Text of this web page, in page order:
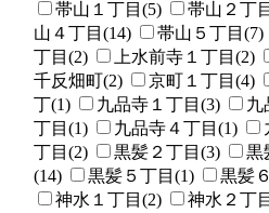
帯山１丁目(5)
帯山２丁
山４丁目(14)
帯山５丁目(7)
丁目(2)
上水前寺１丁目(2)
千反畑町(2)
京町１丁目(4)
丁(1)
九品寺１丁目(3) 九
丁目(1)
九品寺４丁目(1)
丁目(2)
黒髪２丁目(3) 黒
(14)
黒髪５丁目(1) 黒髪
神水１丁目(2)
神水２丁